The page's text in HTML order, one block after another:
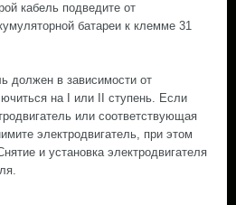
кабель подведите от
батареи к клемме 31
должен в зависимости от
на I или II ступень. Если
или соответствующая
электродвигатель, при этом
и установка электродвигателя